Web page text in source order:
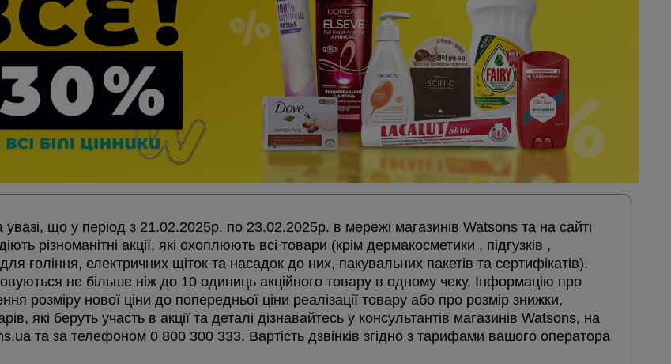
що у період з 21.02.2025р. по 23.02.2025р. в мережі магазинів Watsons та на сайті
різноманітні акції, які охоплюють всі товари (крім дермакосметики , підгузків ,
гоління, електричних щіток та насадок до них, пакувальних пакетів та сертифікатів).
не більше ніж до 10 одиниць акційного товару в одному чеку. Інформацію про
розміру нової ціни до попередньої ціни реалізації товару або про розмір знижки,
які беруть участь в акції та деталі дізнавайтесь у консультантів магазинів Watsons, на
та за телефоном 0 800 300 333. Вартість дзвінків згідно з тарифами вашого оператора